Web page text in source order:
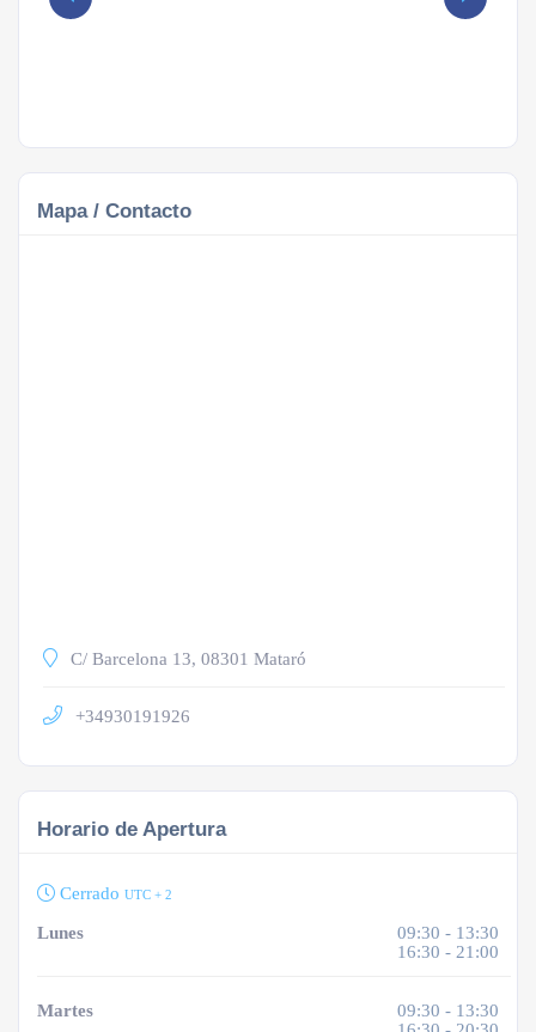
Mapa / Contacto
C/ Barcelona 13, 08301 Mataró
+34930191926
Horario de Apertura
Cerrado UTC + 2
Lunes
09:30 - 13:30
16:30 - 21:00
Martes
09:30 - 13:30